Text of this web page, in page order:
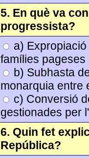
5. En què va
progressista?
a)
famílies pageses
b) Subhasta
monarquia entre
c) Conversió
gestionades per
6. Quin fet
República?